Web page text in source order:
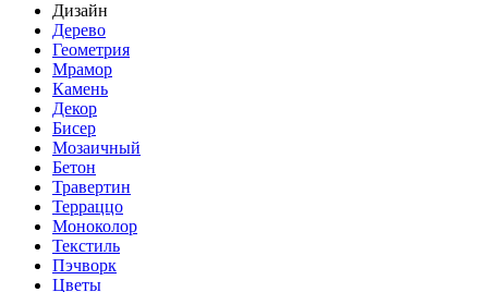
Дизайн
Дерево
Геометрия
Мрамор
Камень
Декор
Бисер
Мозаичный
Бетон
Травертин
Терраццо
Моноколор
Текстиль
Пэчворк
Цветы